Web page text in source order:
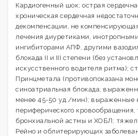
Кардиогенный шок; острая
хроническая сердечная
декомпенсации, не
лечения диуретиками,
ингибиторами АПФ, другими
блокада II и III степени (без
искусственного водителя ритма);
Принцметала (противопоказана
синоатриальная блокада;
менее 45-50 уд./мин); выраженные
периферического
бронхиальной астмы и ХОБЛ;
Рейно и облитерирующих